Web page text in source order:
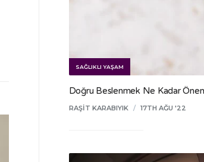
SAĞLIKLI YAŞAM
Doğru Beslenmek Ne Kadar
RAŞIT KARABIYIK / 17TH AĞU '22